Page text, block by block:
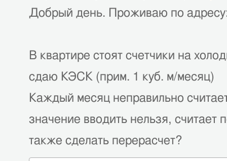
Добрый день. Проживаю по
В квартире стоят счетчики на
сдаю КЭСК (прим. 1 куб. м/месяц)
Каждый месяц неправильно
значение вводить нельзя, считает
также сделать перерасчет?